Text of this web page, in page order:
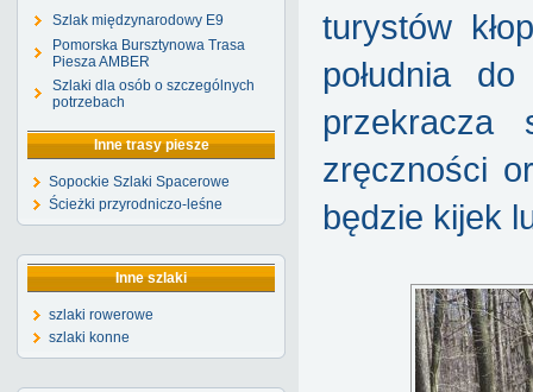
Szlak międzynarodowy E9
Pomorska Bursztynowa Trasa
Piesza AMBER
Szlaki dla osób o szczególnych
potrzebach
Inne trasy piesze
Sopockie Szlaki Spacerowe
Ścieżki przyrodniczo-leśne
Inne szlaki
szlaki rowerowe
szlaki konne
turystów
południa
zręczności
będzie kijek